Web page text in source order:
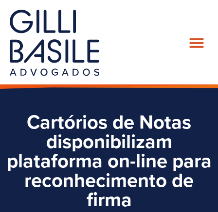
Cartórios de Notas
disponibilizam
plataforma on-line para
reconhecimento de
firma